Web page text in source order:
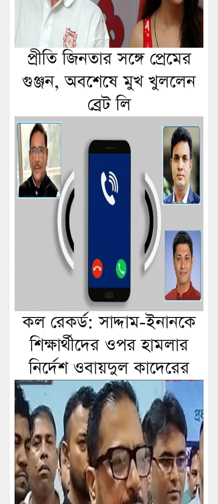
প্রীতি জিনতার সঙ্গে প্রেমের
গুঞ্জন, অবশেষে মুখ খুললেন
ব্রেট লি
কল রেকর্ড: সাদ্দাম-ইনানকে
শিক্ষার্থীদের ওপর হামলার
নির্দেশ ওবায়দুল কাদেরের